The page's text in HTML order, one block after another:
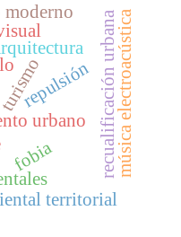
repulsión
urbano recualificación urbana
territorial
fobia música electroacústica